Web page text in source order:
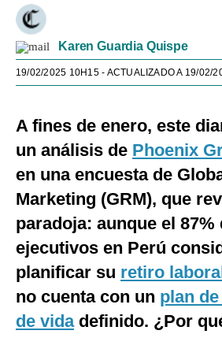
Karen Guardia Quispe
19/02/2025 10H15- ACTUALIZADO A 19/02/
A fines de enero, este
un análisis de Phoenix
en una encuesta de
Marketing (GRM), que
paradoja: aunque el 87%
ejecutivos en Perú
planificar su retiro
no cuenta con un plan
de vidadefinido. ¿Por